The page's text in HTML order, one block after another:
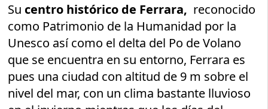
Su centro histórico de Ferrara, reconocido
como Patrimonio de la Humanidad por la
Unesco así como el delta del Po de Volano
que se encuentra en su entorno, Ferrara es
pues una ciudad con altitud de 9 m sobre el
nivel del mar, con un clima bastante lluvioso